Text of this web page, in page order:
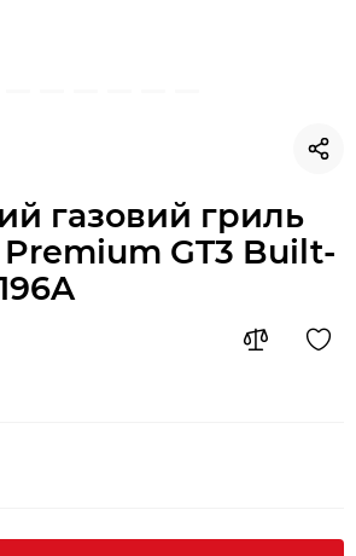
газовий гриль
GT3 Built-